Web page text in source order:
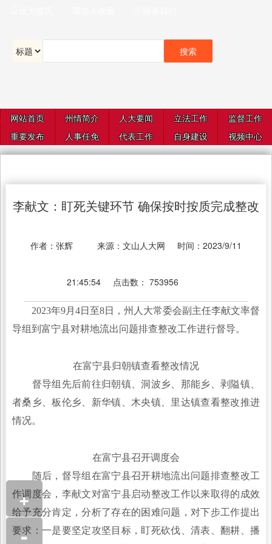
网站首页 州情简介 人大要闻 立法工作
监督工作
重要发布
人事任免 代表工作 自身建设 视频中心
李献文：盯死关键环节 确保按时按质完成整改
作者： 张辉 来源： 文山人大网 时间： 2023/9/11
21:45:54 点击数： 753956
2023年9月4日至8日，州人大常委会副主任李献文率督
导组到富宁县对耕地流出问题排查整改工作进行督导。
在富宁县归朝镇查看整改情况
督导组先后前往归朝镇、洞波乡、那能乡、剥隘镇、
者桑乡、板伦乡、新华镇、木央镇、里达镇查看整改推进
情况。
在富宁县召开调度会
随后，督导组在富宁县召开耕地流出问题排查整改工
作调度会，李献文对富宁县启动整改工作以来取得的成效
给予充分肯定，分析了存在的困难问题，对下步工作提出
要求：一是要坚定攻坚目标，盯死砍伐、清表、翻耕、播
+
-